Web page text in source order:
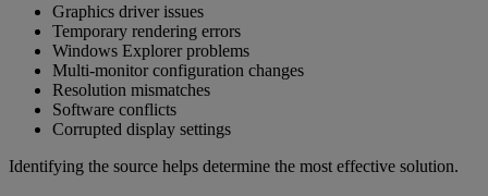
Graphics driver issues
Temporary rendering errors
Windows Explorer problems
Multi-monitor configuration changes
Resolution mismatches
Software conflicts
Corrupted display settings
Identifying the source helps determine the most effective solution.